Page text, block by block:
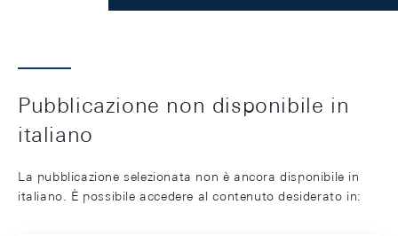
Pubblicazione non disponibile in
italiano
La pubblicazione selezionata non è ancora disponibile in
italiano. È possibile accedere al contenuto desiderato in: